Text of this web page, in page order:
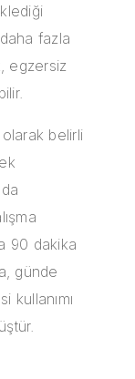
fazla
egzersiz
belirli
90 dakika
günde
kullanımı